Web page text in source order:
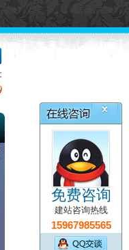
免费咨询
建站咨询热线
15967985565